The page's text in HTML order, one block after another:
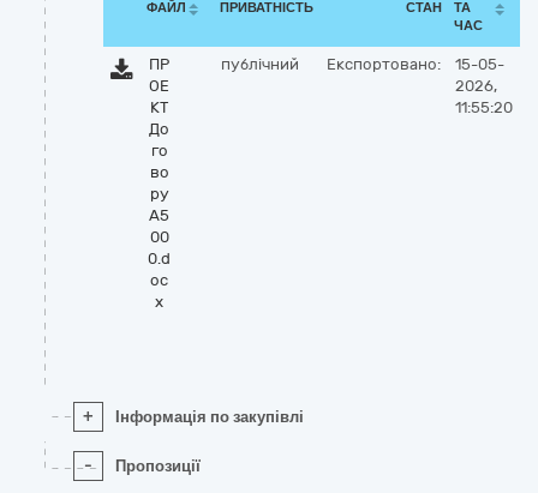
ФАЙЛ ПРИВАТНІСТЬ СТАН
ТА
ЧАС
ПР
ОЕ
КТ
До
го
во
ру
А5
00
0.d
oc
x
публічний Експортовано:
15-05-
2026,
11:55:20
+ Інформація по закупівлі
- Пропозиції